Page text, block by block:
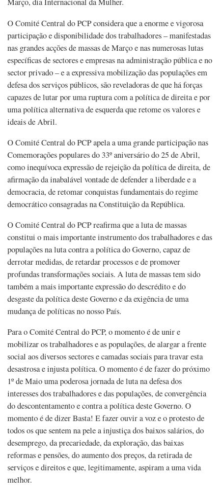
O Comité Central do PCP considera que a enorme e vigorosa
participação e disponibilidade dos trabalhadores – manifestadas
nas grandes acções de massas de Março e nas numerosas lutas
específicas de sectores e empresas na administração pública e no
sector privado – e a expressiva mobilização das populações em
defesa dos serviços públicos, são reveladoras de que há forças
capazes de lutar por uma ruptura com a política de direita e por
uma política alternativa de esquerda que retome os valores e
ideais de Abril.
O Comité Central do PCP apela a uma grande participação nas
Comemorações populares do 33º aniversário do 25 de Abril,
como inequívoca expressão de rejeição da política de direita, de
afirmação da inabalável vontade de defender a liberdade e a
democracia, de retomar conquistas fundamentais do regime
democrático consagradas na Constituição da República.
O Comité Central do PCP reafirma que a luta de massas
constitui o mais importante instrumento dos trabalhadores e das
populações na luta contra a política do Governo, capaz de
derrotar medidas, de retardar processos e de promover
profundas transformações sociais. A luta de massas tem sido
também a mais importante expressão do descrédito e do
desgaste da política deste Governo e da exigência de uma
mudança de políticas no nosso País.
Para o Comité Central do PCP, o momento é de unir e
mobilizar os trabalhadores e as populações, de alargar a frente
social aos diversos sectores e camadas sociais para travar esta
desastrosa e injusta política. O momento é de fazer do próximo
1º de Maio uma poderosa jornada de luta na defesa dos
interesses dos trabalhadores e das populações, de convergência
do descontentamento e contra a política deste Governo. O
momento é de dizer Basta! E fazer ouvir a voz e o protesto de
todos os que sentem na pele a injustiça dos baixos salários, do
desemprego, da precariedade, da exploração, das baixas
reformas e pensões, do aumento dos preços, da retirada de
serviços e direitos e que, legitimamente, aspiram a uma vida
melhor.